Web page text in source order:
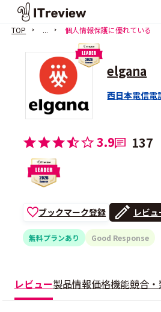
TOP ... 個人情報保護に優れている
elgana
西日本電信電
3.9 137
ブックマーク登録 レビ
無料プランあり Good Response
レビュー製品情報価格機能競合